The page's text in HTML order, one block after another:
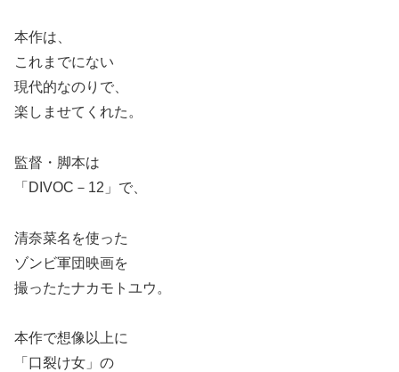
本作は、
これまでにない
現代的なのりで、
楽しませてくれた。
監督・脚本は
「DIVOC－12」で、
清奈菜名を使った
ゾンビ軍団映画を
撮ったたナカモトユウ。
本作で想像以上に
「口裂け女」の